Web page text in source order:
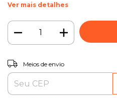
Ver mais detalhes
Entregas para o CEP:
Meios de envio